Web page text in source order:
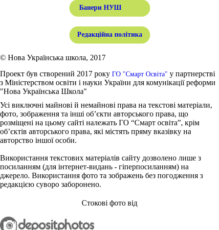
Банери НУШ
Редакційна політика
© Нова Українська школа, 2017
Проект був створений 2017 року ГО "Смарт Освіта" у партнерстві
з Міністерством освіти і науки України для комунікації реформи
"Нова Українська Школа"
Усі виключні майнові й немайнові права на текстові матеріали,
фото, зображення та інші об’єкти авторського права, що
розміщені на цьому сайті належать ГО “Смарт освіта”, крім
об’єктів авторського права, які містять пряму вказівку на
авторство іншої особи.
Використання текстових матеріалів сайту дозволено лише з
посиланням (для інтернет-видань - гіперпосиланням) на
джерело. Використання фото та зображень без погодження з
редакцією суворо заборонено.
Стокові фото від